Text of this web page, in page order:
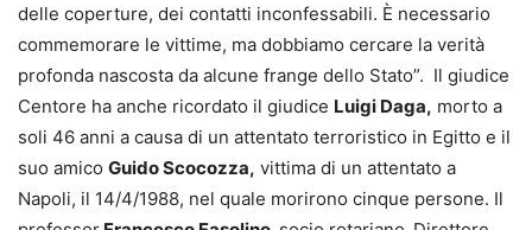
delle coperture, dei contatti inconfessabili. È necessario
commemorare le vittime, ma dobbiamo cercare la verità
profonda nascosta da alcune frange dello Stato”. Il giudice
Centore ha anche ricordato il giudice Luigi Daga, morto a
soli 46 anni a causa di un attentato terroristico in Egitto e il
suo amico Guido Scocozza, vittima di un attentato a
Napoli, il 14/4/1988, nel quale morirono cinque persone. Il